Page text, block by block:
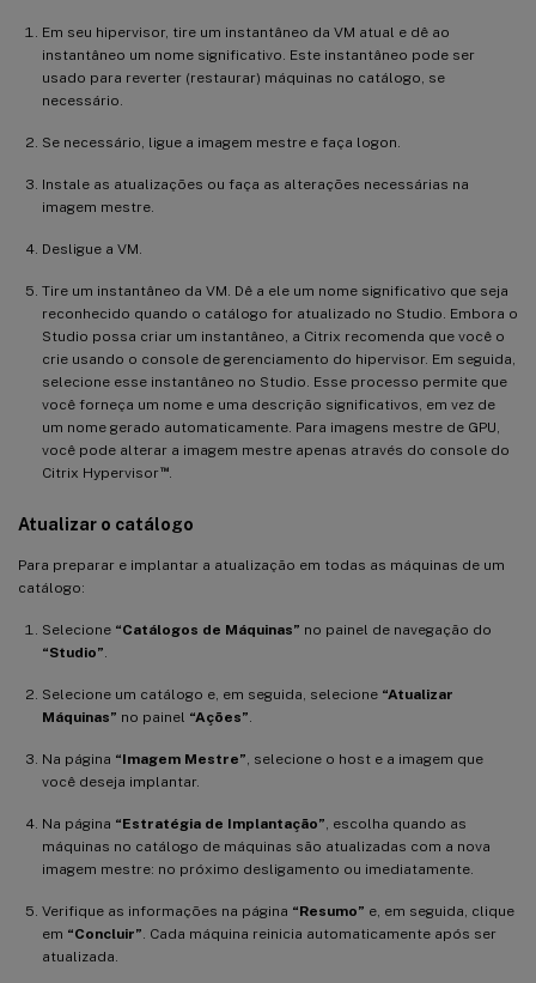
Em seu hipervisor, tire um instantâneo da VM atual e dê ao
instantâneo um nome significativo. Este instantâneo pode ser
usado para reverter (restaurar) máquinas no catálogo, se
necessário.
Se necessário, ligue a imagem mestre e faça logon.
Instale as atualizações ou faça as alterações necessárias na
imagem mestre.
Desligue a VM.
Tire um instantâneo da VM. Dê a ele um nome significativo que seja
reconhecido quando o catálogo for atualizado no Studio. Embora o
Studio possa criar um instantâneo, a Citrix recomenda que você o
crie usando o console de gerenciamento do hipervisor. Em seguida,
selecione esse instantâneo no Studio. Esse processo permite que
você forneça um nome e uma descrição significativos, em vez de
um nome gerado automaticamente. Para imagens mestre de GPU,
você pode alterar a imagem mestre apenas através do console do
Citrix Hypervisor™.
Atualizar o catálogo
Para preparar e implantar a atualização em todas as máquinas de um
catálogo:
Selecione “Catálogos de Máquinas” no painel de navegação do
“Studio”
Selecione um catálogo e, em seguida, selecione “Atualizar
Máquinas” no painel “Ações”
Na página “Imagem Mestre” , selecione o host e a imagem que
você deseja implantar.
Na página “Estratégia de Implantação” , escolha quando as
máquinas no catálogo de máquinas são atualizadas com a nova
imagem mestre: no próximo desligamento ou imediatamente.
Verifique as informações na página “Resumo” e, em seguida, clique
em “Concluir” . Cada máquina reinicia automaticamente após ser
atualizada.